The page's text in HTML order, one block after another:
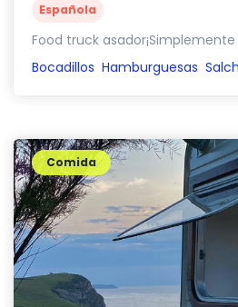
Española
Food truck
Bocadillos Hamburguesas
Comida